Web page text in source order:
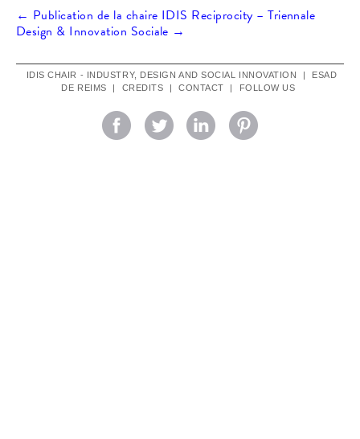
Post
navigation
← Publication de la chaire IDIS Reciprocity – Triennale
Design & Innovation Sociale →
IDIS CHAIR - INDUSTRY, DESIGN AND SOCIAL INNOVATION |
ESAD
DE REIMS
| CREDITS | CONTACT | FOLLOW US